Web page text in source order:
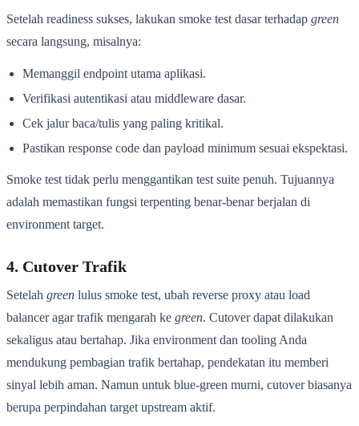
Setelah readiness sukses, lakukan smoke test dasar terhadap green
secara langsung, misalnya:
Memanggil endpoint utama aplikasi.
Verifikasi autentikasi atau middleware dasar.
Cek jalur baca/tulis yang paling kritikal.
Pastikan response code dan payload minimum sesuai ekspektasi.
Smoke test tidak perlu menggantikan test suite penuh. Tujuannya
adalah memastikan fungsi terpenting benar-benar berjalan di
environment target.
4. Cutover Trafik
Setelah green lulus smoke test, ubah reverse proxy atau load
balancer agar trafik mengarah ke green. Cutover dapat dilakukan
sekaligus atau bertahap. Jika environment dan tooling Anda
mendukung pembagian trafik bertahap, pendekatan itu memberi
sinyal lebih aman. Namun untuk blue-green murni, cutover biasanya
berupa perpindahan target upstream aktif.